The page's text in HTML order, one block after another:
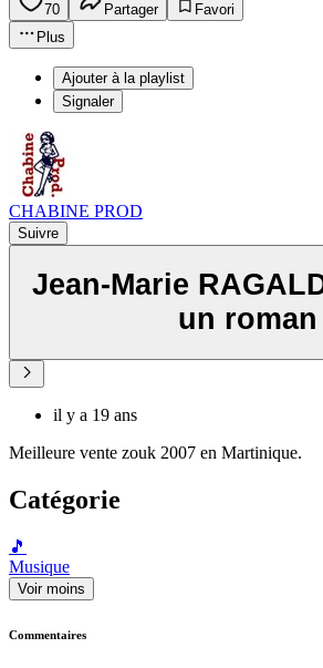
70 Partager
Favori
Plus
Ajouter à la playlist
Signaler
CHABINE PROD
Suivre
Jean-Marie
un roman
il y a 19 ans
Meilleure vente zouk 2007 en Martinique.
Catégorie
🎵
Musique
Voir moins
Commentaires